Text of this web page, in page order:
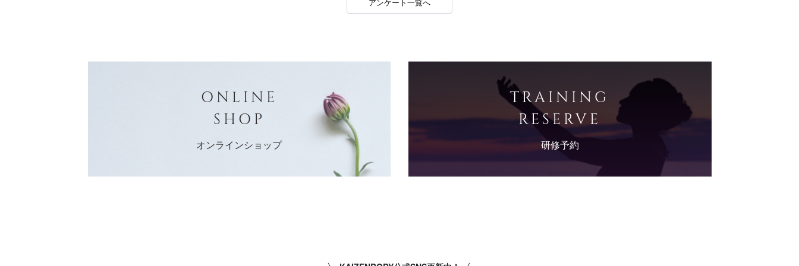
ONLINE
SHOP
オンラインショップ
TRAINING
RESERVE
研修予約